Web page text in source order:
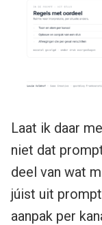
Laat ik daar
niet dat
deel van wat
júist uit
aanpak per